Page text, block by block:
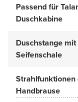
Passend für
Duschkabine
Duschstange mit
Seifenschale
Strahlfunktionen
Handbrause